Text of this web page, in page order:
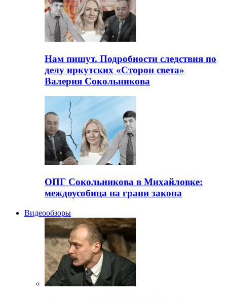
Нам пишут. Подробности следствия по
делу иркутских «Сторон света»
Валерия Сокольникова
ОПГ Сокольникова в Михайловке:
междоусобица на грани закона
Видеообзоры